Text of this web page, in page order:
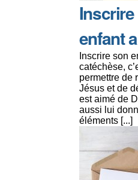
enfant
Inscrire son
catéchèse,
permettre de
Jésus et de
est aimé de
aussi lui
éléments [...]